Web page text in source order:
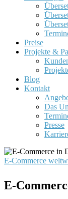
Preise
Projekte &
Blog
Kontakt
Das
Presse
E-Commerce
E-